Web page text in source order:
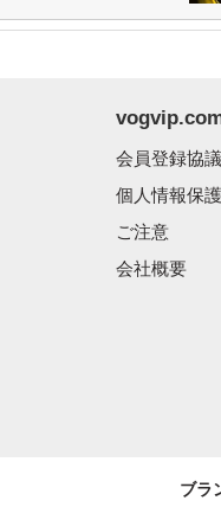
会員登録協
個人情報保
ご注意
会社概要
ブラ